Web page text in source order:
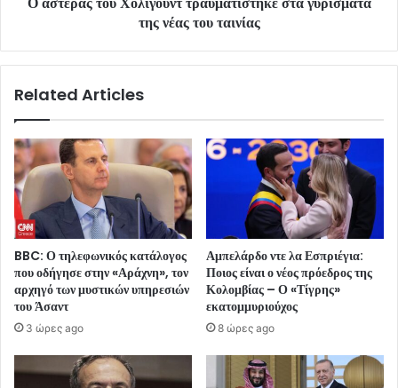
της νέας του ταινίας
Related Articles
BBC: Ο τηλεφωνικός κατάλογος
που οδήγησε στην «Αράχνη», τον
αρχηγό των μυστικών υπηρεσιών
του Άσαντ
3 ώρες ago
Αμπελάρδο ντε λα Εσπριέγια:
Ποιος είναι ο νέος πρόεδρος της
Κολομβίας – Ο «Τίγρης»
εκατομμυριούχος
8 ώρες ago